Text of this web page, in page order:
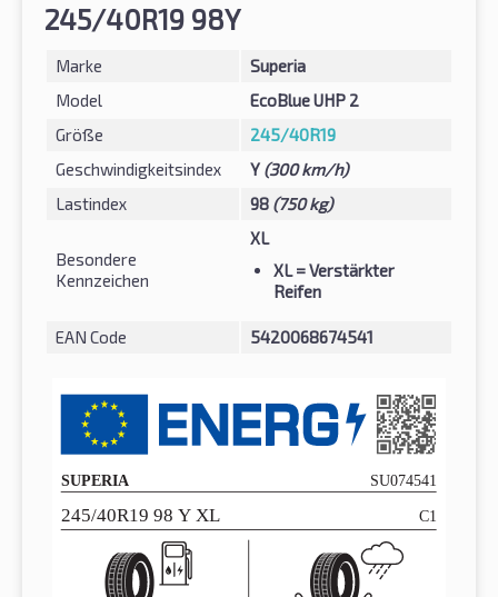
245/40R19 98Y
Marke
Superia
Model
EcoBlue UHP 2
Größe
245/40R19
Geschwindigkeitsindex
Y (300 km/h)
Lastindex
98 (750 kg)
Besondere
Kennzeichen
XL
XL= Verstärkter
Reifen
EAN Code 5420068674541